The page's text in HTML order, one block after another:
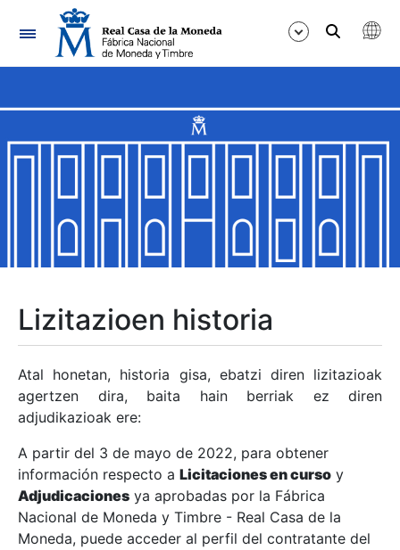
Nabigazioa
Erakutsi/Ezkutatu
Erakutsi/Ezkutatu
Erakutsi/Ezkutatu
Erakutsi/Ezkutatu
Erakutsi/Ezkutatu
Erakutsi/Ezkutatu
Erakutsi/Ezkutatu
Lizitazioen historia
Atal honetan, historia gisa, ebatzi diren lizitazioak
agertzen dira, baita hain berriak ez diren
adjudikazioak ere:
A partir del 3 de mayo de 2022, para obtener
información respecto a Licitaciones en curso y
Adjudicaciones ya aprobadas por la Fábrica
Nacional de Moneda y Timbre - Real Casa de la
Moneda, puede acceder al perfil del contratante del